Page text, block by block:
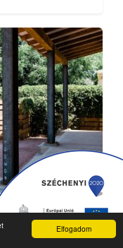
Elfogadom
minden